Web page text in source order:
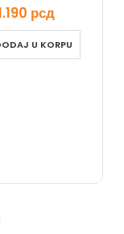
0 out of 5рсд
U KORPU